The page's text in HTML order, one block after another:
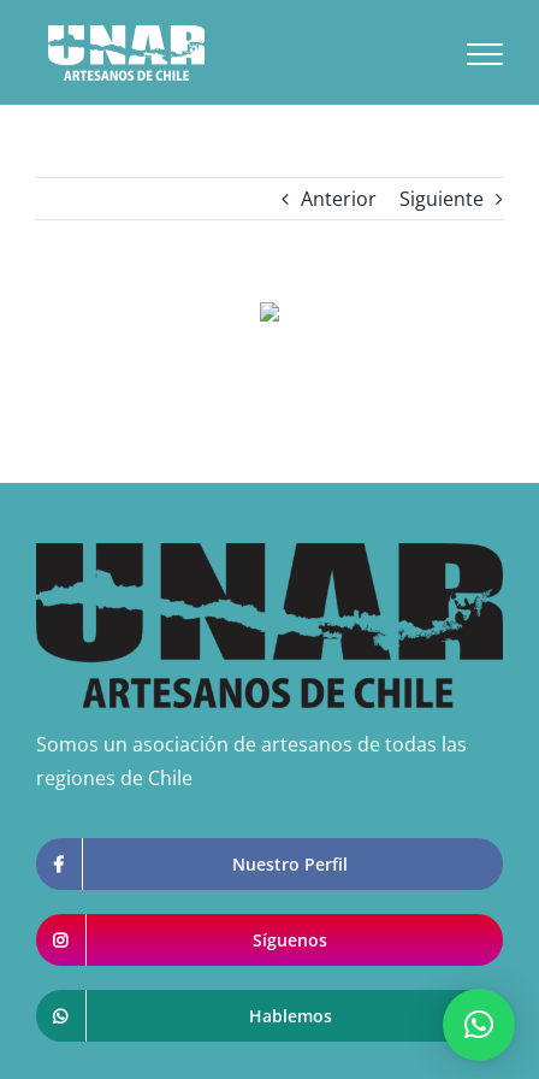
contenido
Anterior Siguiente
Somos un asociación de artesanos de todas las
regiones de Chile
Nuestro Perfil
Síguenos
Hablemos